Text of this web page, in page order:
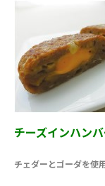
チーズインハン
チェダーとゴーダを使